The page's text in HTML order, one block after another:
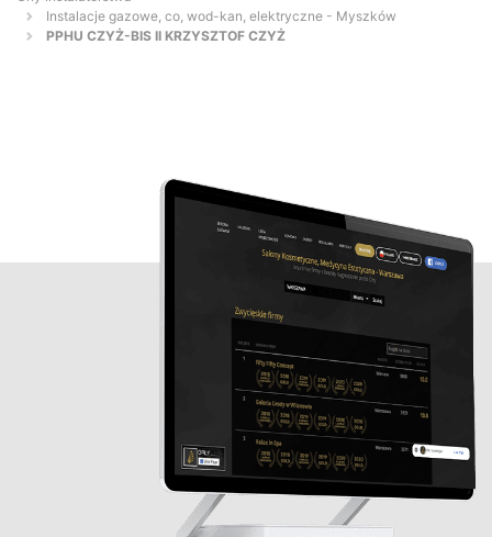
Instalacje gazowe, co, wod-kan, elektryczne - Myszków
PPHU CZYŻ-BIS II KRZYSZTOF CZYŻ